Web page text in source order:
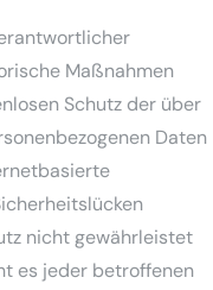
Maßnahmen
Schutz der über
Daten
nicht gewährleistet
es jeder betroffenen